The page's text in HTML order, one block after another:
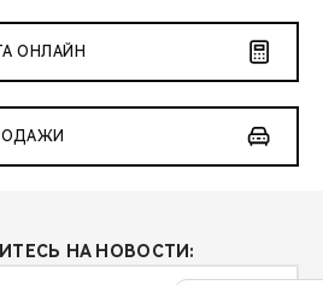
ОНЛАЙН
НА НОВОСТИ: